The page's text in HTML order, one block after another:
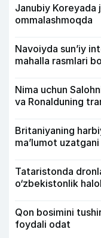
Janubiy Koreyada
ommalashmoqda
Navoiyda sun’iy
mahalla rasmlari
Nima uchun
va Ronalduning
Britaniyaning
ma’lumot
Tataristonda
o‘zbekistonlik
Qon bosimini
foydali odat